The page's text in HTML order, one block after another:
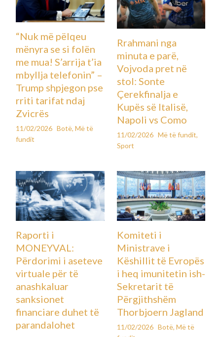
“Nuk më pëlqeu
mënyra se si folën
me mua! S’arrija t’ia
mbyllja telefonin” –
Trump shpjegon pse
rriti tarifat ndaj
Zvicrës
11/02/2026 Botë,Më të
fundit
Rrahmani nga
minuta e parë,
Vojvoda pret në
stol: Sonte
Çerekfinalja e
Kupës së Italisë,
Napoli vs Como
11/02/2026 Më të fundit,
Sport
Raporti i
MONEYVAL:
Përdorimi i aseteve
virtuale për të
anashkaluar
sanksionet
financiare duhet të
parandalohet
Komiteti i
Ministrave i
Këshillit të Evropës
i heq imunitetin ish-
Sekretarit të
Përgjithshëm
Thorbjoern Jagland
11/02/2026 Botë, Më të